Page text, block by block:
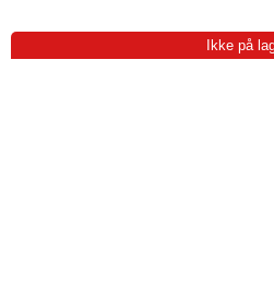
BUTIK
Ikke på